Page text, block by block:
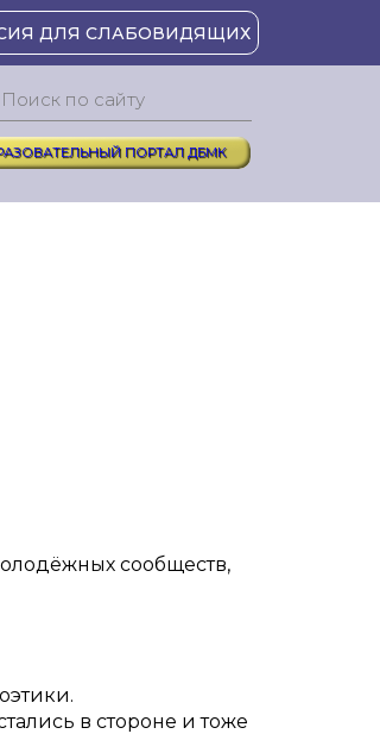
ДЛЯ СЛАБОВИДЯЩИХ
ПОРТАЛ ДБМК
сообществ,
в стороне и тоже